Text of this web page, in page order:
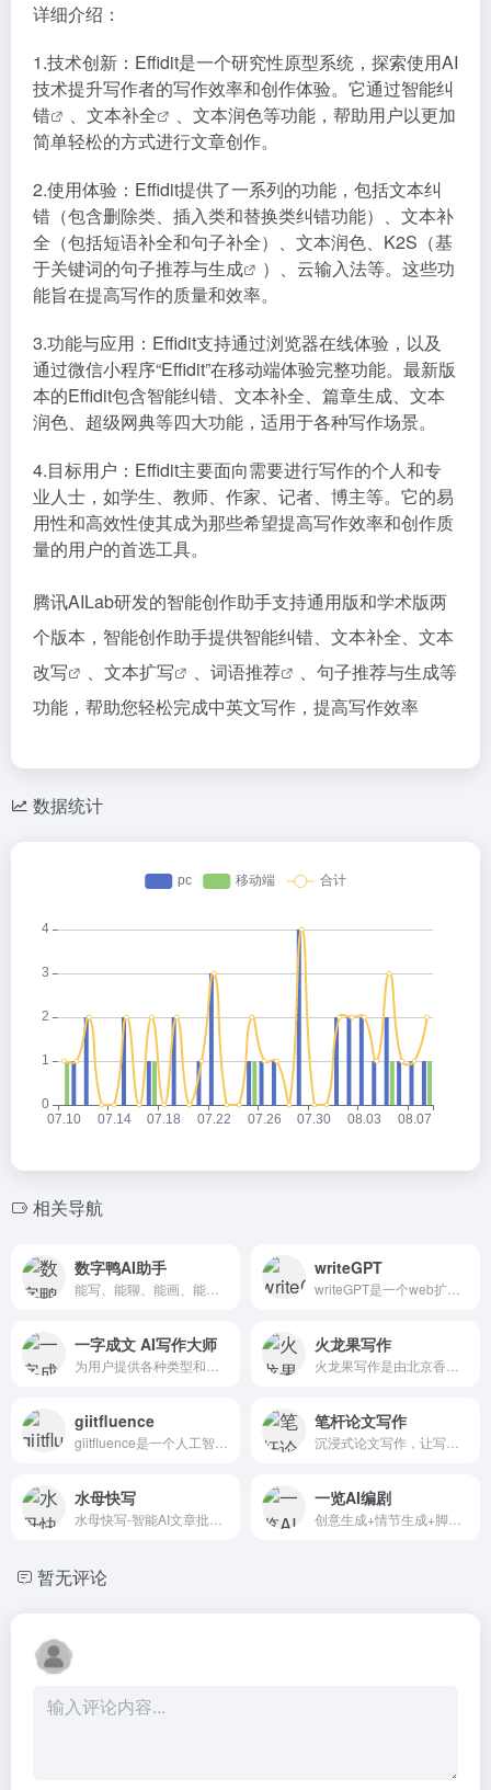
详细介绍：
1.技术创新：Effidit是一个研究性原型系统，探索使用AI
技术提升写作者的写作效率和创作体验。它通过智能纠
错
、 文本补全
、文本润色等功能，帮助用户以更加
简单轻松的方式进行文章创作。
2.使用体验：Effidit提供了一系列的功能，包括文本纠
错（包含删除类、插入类和替换类纠错功能）、文本补
全（包括短语补全和句子补全）、文本润色、K2S（基
于关键词的句子推荐与生成
）、云输入法等。这些功
能旨在提高写作的质量和效率。
3.功能与应用：Effidit支持通过浏览器在线体验，以及
通过微信小程序“Effidit”在移动端体验完整功能。最新版
本的Effidit包含智能纠错、文本补全、篇章生成、文本
润色、超级网典等四大功能，适用于各种写作场景。
4.目标用户：Effidit主要面向需要进行写作的个人和专
业人士，如学生、教师、作家、记者、博主等。它的易
用性和高效性使其成为那些希望提高写作效率和创作质
量的用户的首选工具。
腾讯AILab研发的智能创作助手支持通用版和学术版两
个版本，智能创作助手提供智能纠错、文本补全、 文本
改写
、 文本扩写 、 词语推荐
、句子推荐与生成等
功能，帮助您轻松完成中英文写作，提高写作效率
数据统计
相关导航
数字鸭AI助手 writeGPT
一字成文 AI写作大师 火龙果写作
giitfluence 笔杆论文写作
水母快写 一览AI编剧
暂无评论